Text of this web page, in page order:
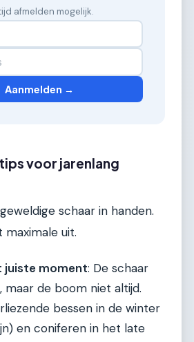
afmelden mogelijk.
Aanmelden →
voor jarenlang
schaar in handen.
maximale uit.
juiste moment: De schaar
maar de boom niet altijd.
bessen in de winter
en coniferen in het late